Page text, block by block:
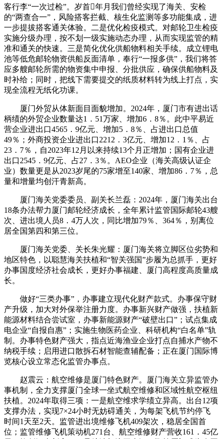
客行李“一次过检”。岁首年月我们曾经实现了海关、安检
的“两查合一”，风险搭客拦截、核生化监测等多功能集成，进
一步提拔搭客通关体验。二是优化检疫模式。对邮轮卫生检疫
实施分级办理，按不划一级实施动态办理，从而实现监管的精
准和通关的快速。三是简化优化供船物料相关手续。成立锂电
池等低危邮轮物资供船反面清单，奉行“一报多供”，我们将答
应多艘邮轮所需的物资集中申报、分批供应，确保供船物料及
时补给；同时，把线下需要提交的纸质材料转为线上打点，实
现全流程无纸化功课。
厦门外贸从体新面目面貌增加。2024年，厦门市有进出话
柄绩的外贸企业数量达1．51万家、增加6．8％。此中平易近
营企业进出口4565．9亿元、增加5．8％、占进出口总值
49％；外商投资企业进出口2212．3亿元、增加12．1％、占
23．7％，自2023年12月以来持续13个月正增加；国有企业进
出口2545．9亿元、占27．3％。AEO企业（海关高级认证企
业）数量更是从2023岁尾的75家增至140家、增加86．7％，总
量和增量均创汗青新高。
厦门海关党委委员、副关长兰磊：2024年，厦门海关出台
18条办法帮力厦门邮轮经济成长，全年累计监管国际邮轮43艘
次、进出境人员8．4万人次，同比增加79％、364％，别离位
居全国第四和第三位。
厦门海关党委、关长朱光耀：厦门海关将立脚区位劣势和
地区特色，以聪慧海关扶植和“智关强国”步履为总抓手，更好
办事国度经济社会成长，更好办事福建、厦门高程度高质量成
长。
做好“三类办事”，办事建立现代化财产款式。办事保守财
产升级，加大对外保举注册力度。办事新兴财产做强，扶植新
能源材料结合尝试室，办事新能源财产“破壁出口”；试点集成
电企业“自报自惠”；实施生物医药企业、科研机构“白名单”轨
制。办事特色财产强大，指点近海渔业企业打点自捕水产物不
纳税手续；启用进口散拆石材智能查辅配备；正在厦门国际博
览核心设立常态化监管办事点。
赵震云：航空维修是厦门特色财产。厦门海关立异监管办
事机制，全力支撑厦门全球一坐式航空维修和区域性航空枢纽
扶植。2024年取得三项：一是航空维求学绩立异高。出台12项
支撑办法，实现7×24小时无妨碍通关，为每架飞机节约停飞
时间1天至2天。监管进出境维修飞机409架次，稳居全国首
位；监管维修飞机策动机271台、航空维修财产营收161．45亿